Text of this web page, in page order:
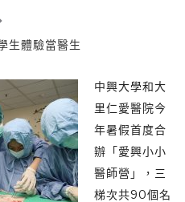
生體驗當醫生
中興大學和大
里仁愛醫院今
年暑假首度合
辦「愛興小小
醫師營」，三
梯次共90個名